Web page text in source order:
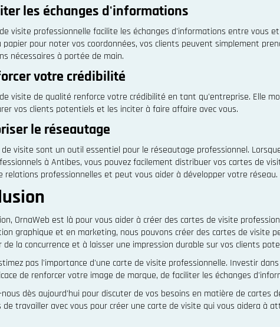
les échanges d'informations
visite professionnelle facilite les échanges d'informations entre vous
pour noter vos coordonnées, vos clients peuvent simplement
nécessaires à portée de main.
votre crédibilité
visite de qualité renforce votre crédibilité en tant qu'entreprise. Elle
vos clients potentiels et les inciter à faire affaire avec vous.
le réseautage
visite sont un outil essentiel pour le réseautage professionnel.
à Antibes, vous pouvez facilement distribuer vos cartes de
relations professionnelles et peut vous aider à développer votre réseau.
OrnaWeb est là pour vous aider à créer des cartes de visite
graphique et en marketing, nous pouvons créer des cartes de visite
de la concurrence et à laisser une impression durable sur vos clients
pas l'importance d'une carte de visite professionnelle. Investir
de renforcer votre image de marque, de faciliter les échanges
dès aujourd'hui pour discuter de vos besoins en matière de cartes
travailler avec vous pour créer une carte de visite qui vous aidera à